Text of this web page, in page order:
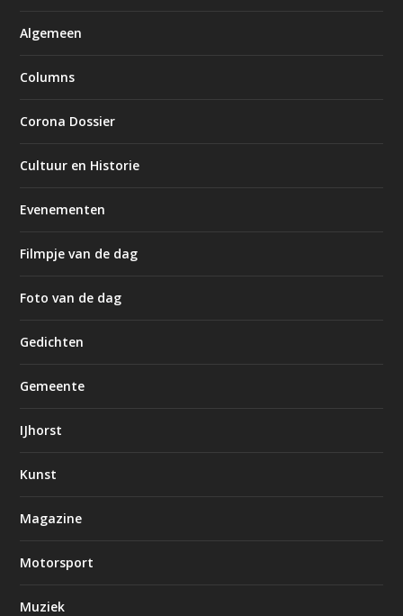
Algemeen
Columns
Corona Dossier
Cultuur en Historie
Evenementen
Filmpje van de dag
Foto van de dag
Gedichten
Gemeente
IJhorst
Kunst
Magazine
Motorsport
Muziek